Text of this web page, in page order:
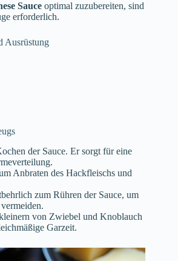
Sauce optimal zuzubereiten, sind
erforderlich.
Ausrüstung
der Sauce. Er sorgt für eine
Anbraten des Hackfleischs und
zum Rühren der Sauce, um
von Zwiebel und Knoblauch
Garzeit.